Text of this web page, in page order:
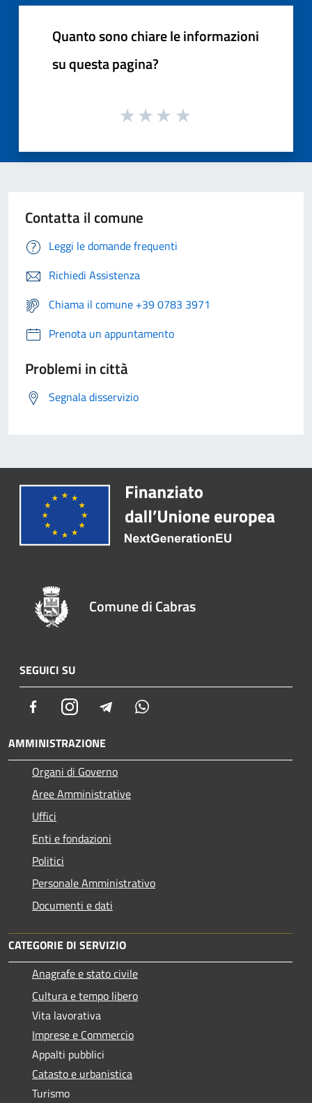
Quanto sono chiare le informazioni
su questa pagina?
Contatta il comune
Leggi le domande frequenti
Richiedi Assistenza
Chiama il comune +39 0783 3971
Prenota un appuntamento
Problemi in città
Segnala disservizio
Comune di Cabras
SEGUICI SU
FacebookInstagram Telegram
AMMINISTRAZIONE
Organi di Governo
Aree Amministrative
Uffici
Enti e fondazioni
Politici
Personale Amministrativo
Documenti e dati
CATEGORIE DI SERVIZIO
Anagrafe e stato civile
Cultura e tempo libero
Vita lavorativa
Imprese e Commercio
Appalti pubblici
Catasto e urbanistica
Turismo